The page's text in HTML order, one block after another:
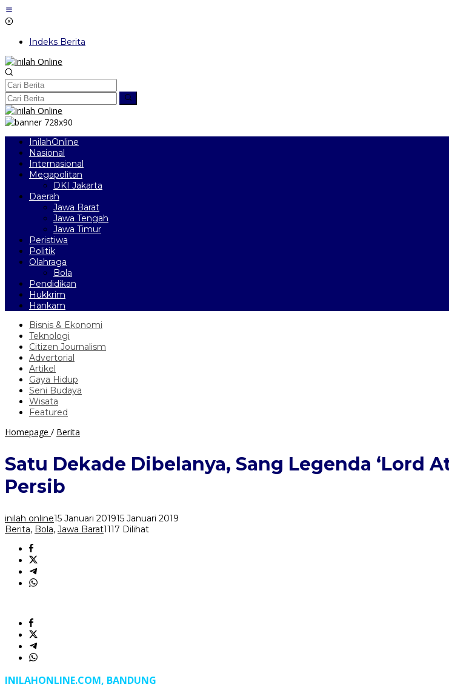
Lewati
ke
Indeks Berita
InilahOnline
Nasional
Internasional
Megapolitan
DKI Jakarta
Daerah
Jawa Barat
Jawa Tengah
Jawa Timur
Peristiwa
Politik
Olahraga
Bola
Pendidikan
Hukkrim
Hankam
Bisnis & Ekonomi
Teknologi
Citizen Journalism
Advertorial
Artikel
Gaya Hidup
Seni Budaya
Wisata
Featured
Homepage / Berita
Dibelanya,
Sang
Akhirnya
Harus
Pamit
Satu Dekade Dibelanya, Sang Legenda ‘Lord
Persib
inilah online15 Januari 201915 Januari 2019
Berita, Bola, Jawa Barat1117 Dilihat
INILAHONLINE.COM, BANDUNG